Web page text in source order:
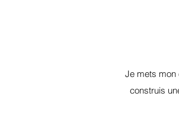
Je mets mon
construis